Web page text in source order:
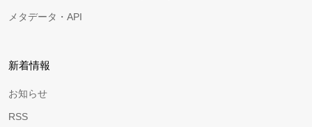
メタデータ・API
新着情報
お知らせ
RSS